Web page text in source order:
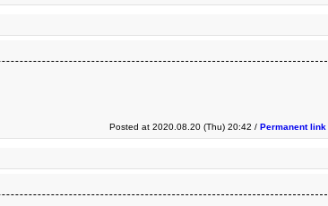
Posted at 2020.08.20 (Thu) 20:42 / Permanent link